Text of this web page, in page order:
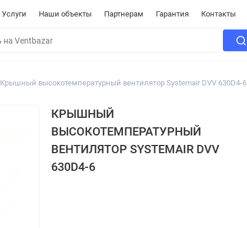
Услуги Наши объекты Партнерам Гарантия Контакты
Крышный высокотемпературный вентилятор Systemair DVV 630D4-6
КРЫШНЫЙ
ВЫСОКОТЕМПЕРАТУРНЫЙ
ВЕНТИЛЯТОР SYSTEMAIR DVV
630D4-6